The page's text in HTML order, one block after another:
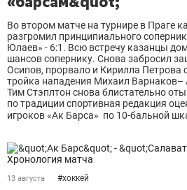
Во втором матче на турнире в Праге
разгромил принципиального
Юлаев» - 6:1. Всю встречу казанцы
шансов сопернику. Снова забросил
Осипов, прорвало и Кирилла
тройка нападения Михаил Варнаков–
Тим Стэплтон снова блистательно
по традиции спортивная редакция
игроков «Ак Барса» по 10-бальной
13 августа #хоккей